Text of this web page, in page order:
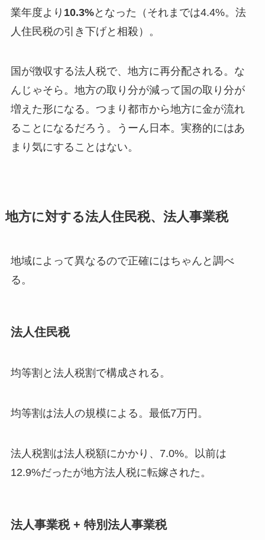
業年度より 10.3%となった（それまでは4.4%。法
人住民税の引き下げと相殺）。
国が徴収する法人税で、地方に再分配される。な
んじゃそら。地方の取り分が減って国の取り分が
増えた形になる。つまり都市から地方に金が流れ
ることになるだろう。うーん日本。実務的にはあ
まり気にすることはない。
地方に対する法人住民税、法人事業税
地域によって異なるので正確にはちゃんと調べ
る。
法人住民税
均等割と法人税割で構成される。
均等割は法人の規模による。最低7万円。
法人税割は法人税額にかかり、7.0%。以前は
12.9%だったが地方法人税に転嫁された。
法人事業税 + 特別法人事業税